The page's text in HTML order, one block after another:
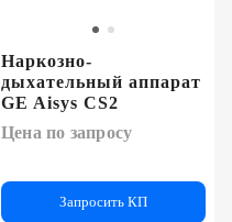
Наркозно-
дыхательный аппарат
GE Aisys CS2
Цена по запросу
Запросить КП